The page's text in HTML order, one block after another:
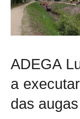
ADEGA
a
das